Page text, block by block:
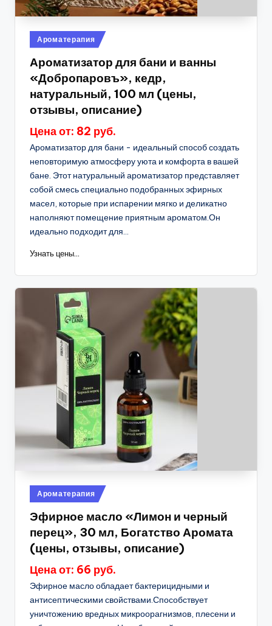
Опубликовано
в
Ароматерапия
Ароматизатор для бани и ванны
«Добропаровъ», кедр,
натуральный, 100 мл (цены,
отзывы, описание)
Цена от: 82 руб.
Ароматизатор для бани - идеальный способ создать
неповторимую атмосферу уюта и комфорта в вашей
бане. Этот натуральный ароматизатор представляет
собой смесь специально подобранных эфирных
масел, которые при испарении мягко и деликатно
наполняют помещение приятным ароматом.Он
идеально подходит для...
Узнать цены...
Опубликовано
в
Ароматерапия
Эфирное масло «Лимон и черный
перец», 30 мл, Богатство Аромата
(цены, отзывы, описание)
Цена от: 66 руб.
Эфирное масло обладает бактерицидными и
антисептическими свойствами.Способствует
уничтожению вредных микроорагнизмов, плесени и